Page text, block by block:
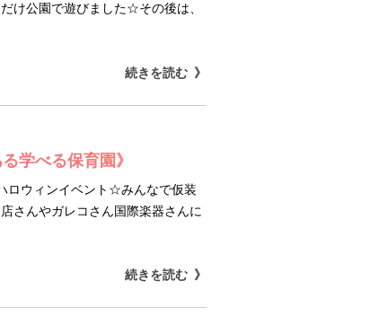
け公園で遊びました☆その後は、
続きを読む
学べる保育園》
ロウィンイベント☆みんなで仮装
さんやガレコさん国際楽器さんに
続きを読む